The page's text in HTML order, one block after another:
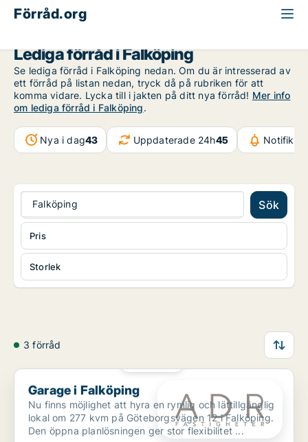
Förråd.org
Lediga förråd i Falköping
Se lediga förråd i Falköping nedan. Om du är intresserad av
ett förråd på listan nedan, tryck då på rubriken för att
komma vidare. Lycka till i jakten på ditt nya förråd! Mer info
om lediga förråd i Falköping.
Nya i dag43 Uppdaterade 24h45
Falköping Sök
Storlek
Pris
3 förråd
Garage i Falköping
Garage i Falköping
Nu finns möjlighet att hyra en rymlig och lättillgänglig
lokal om 277 kvm på Göteborgsvägen 12 i Falköping.
Den öppna planlösningen ger stor flexibilitet ...